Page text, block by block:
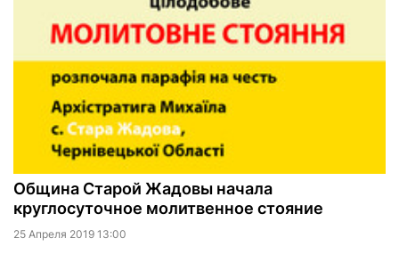
Община Старой Жадовы начала
круглосуточное молитвенное стояние
25 Апреля 2019 13:00